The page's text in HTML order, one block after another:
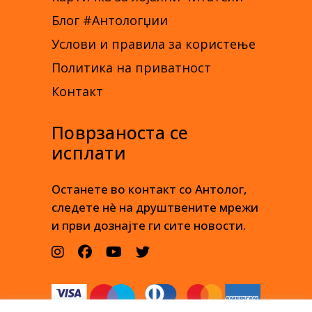
Блог #Антологџии
Услови и правила за користење
Политика на приватност
Контакт
Поврзаноста се
исплати
Останете во контакт со Антолог,
следете нè на друштвените мрежи
и први дознајте ги сите новости.